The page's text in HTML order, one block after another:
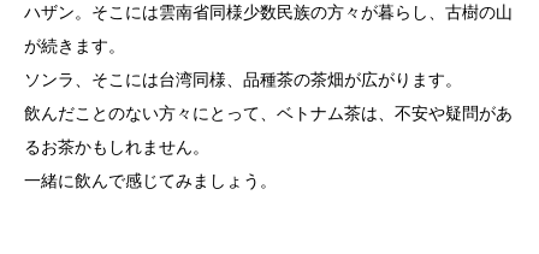
ハザン。そこには雲南省同様少数民族の方々が暮らし、古樹の山
が続きます。
ソンラ、そこには台湾同様、品種茶の茶畑が広がります。
飲んだことのない方々にとって、ベトナム茶は、不安や疑問があ
るお茶かもしれません。
一緒に飲んで感じてみましょう。